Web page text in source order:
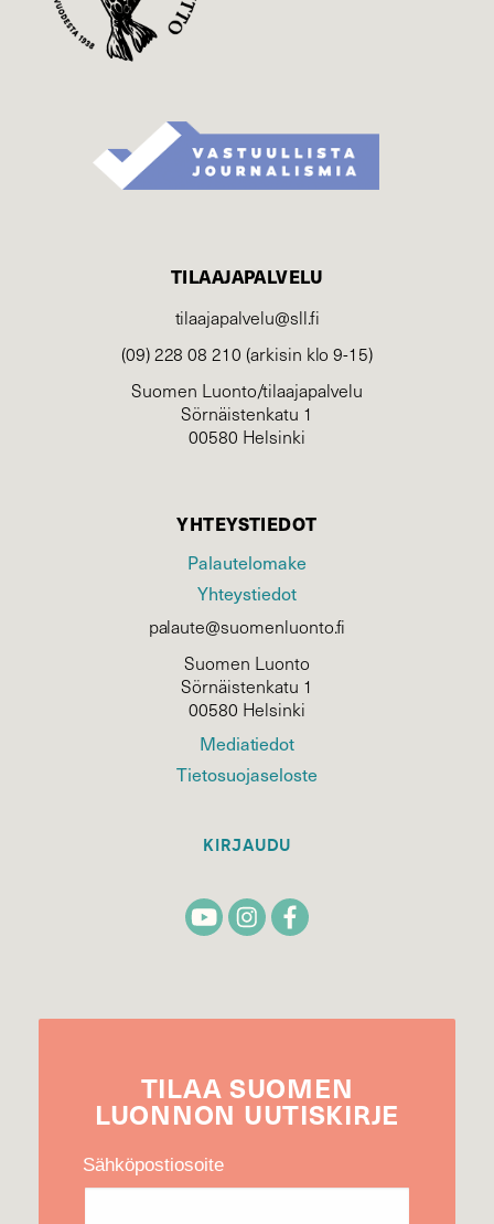
TILAAJAPALVELU
tilaajapalvelu@sll.fi
(09) 228 08 210 (arkisin klo 9-15)
Suomen Luonto/tilaajapalvelu
Sörnäistenkatu 1
00580 Helsinki
YHTEYSTIEDOT
Palautelomake
Yhteystiedot
palaute@suomenluonto.fi
Suomen Luonto
Sörnäistenkatu 1
00580 Helsinki
Mediatiedot
Tietosuojaseloste
KIRJAUDU
TILAA SUOMEN
LUONNON UUTIS­KIRJE
Sähköpostiosoite